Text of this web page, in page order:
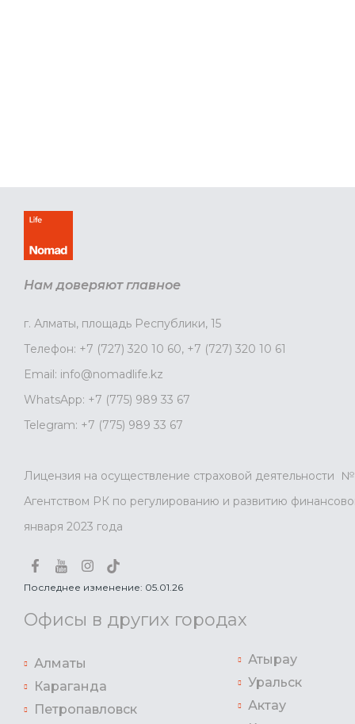
Нам доверяют главное
г. Алматы, площадь Республики, 15
Телефон: +7 (727) 320 10 60, +7 (727) 320 10 61
Email: info@nomadlife.kz
WhatsApp: +7 (775) 989 33 67
Telegram: +7 (775) 989 33 67
Лицензия на осуществление страховой деятельности №
Агентством РК по регулированию и развитию
января 2023 года
Последнее изменение: 05.01.26
Офисы в других городах
Алматы
Караганда
Петропавловск
Атырау
Уральск
Актау